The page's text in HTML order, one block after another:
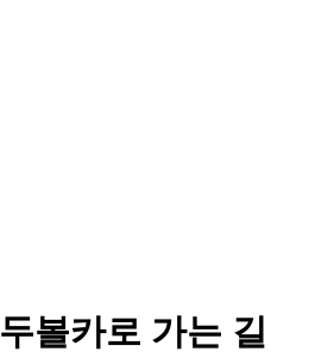
두볼카로 가는 길